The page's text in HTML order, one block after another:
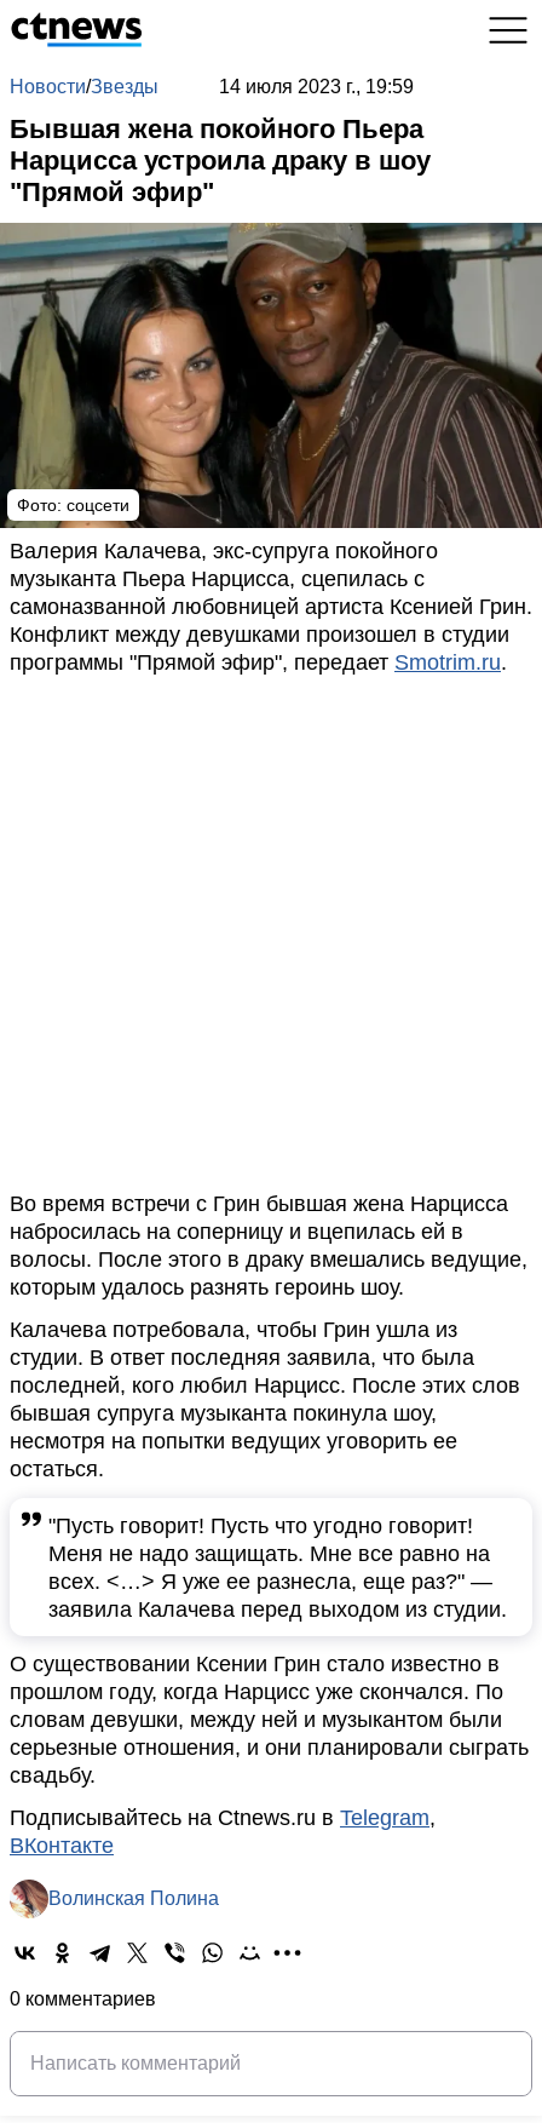
Новости/Звезды 14 июля 2023 г., 19:59
Бывшая жена покойного Пьера
Нарцисса устроила драку в шоу
"Прямой эфир"
Фото: соцсети
Валерия Калачева, экс-супруга покойного
музыканта Пьера Нарцисса, сцепилась с
самоназванной любовницей артиста Ксенией Грин.
Конфликт между девушками произошел в студии
программы "Прямой эфир", передает Smotrim.ru.
Во время встречи с Грин бывшая жена Нарцисса
набросилась на соперницу и вцепилась ей в
волосы. После этого в драку вмешались ведущие,
которым удалось разнять героинь шоу.
Калачева потребовала, чтобы Грин ушла из
студии. В ответ последняя заявила, что была
последней, кого любил Нарцисс. После этих слов
бывшая супруга музыканта покинула шоу,
несмотря на попытки ведущих уговорить ее
остаться.
"Пусть говорит! Пусть что угодно говорит!
Меня не надо защищать. Мне все равно на
всех. <…> Я уже ее разнесла, еще раз?" —
заявила Калачева перед выходом из студии.
О существовании Ксении Грин стало известно в
прошлом году, когда Нарцисс уже скончался. По
словам девушки, между ней и музыкантом были
серьезные отношения, и они планировали сыграть
свадьбу.
Подписывайтесь на Ctnews.ru в Telegram,
ВКонтакте
Волинская Полина
0 комментариев